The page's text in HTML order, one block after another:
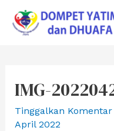
konten
IMG-
Tinggalkan Komentar
April 2022